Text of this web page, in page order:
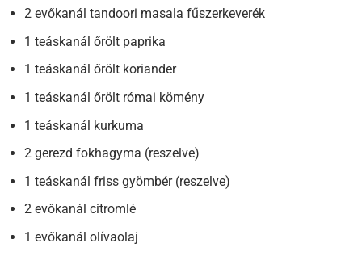
2 evőkanál tandoori masala fűszerkeverék
1 teáskanál őrölt paprika
1 teáskanál őrölt koriander
1 teáskanál őrölt római kömény
1 teáskanál kurkuma
2 gerezd fokhagyma (reszelve)
1 teáskanál friss gyömbér (reszelve)
2 evőkanál citromlé
1 evőkanál olívaolaj